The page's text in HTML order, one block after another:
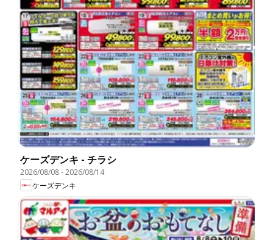
ケーズデンキ - チラシ
2026/08/08-2026/08/14
ケーズデンキ